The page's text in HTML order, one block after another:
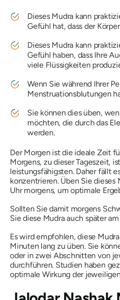
Dieses Mudra kann
Gefühl hat, dass der
Dieses Mudra kann
Gefühl haben, dass Ihre
viele Flüssigkeiten
Wenn Sie während Ihrer
Menstruationsblutungen
Sie können dies üben,
möchten, die durch das
werden.
Der Morgen ist die ideale Zeit
Morgens, zu dieser Tageszeit,
leistungsfähigsten. Daher fällt
konzentrieren. Üben Sie dieses
Uhr morgens, um optimale
Sollten Sie damit morgens
Sie diese Mudraauch später
Es wird empfohlen, diese Mudra
Minuten lang zu üben. Sie
oder in zwei Abschnitten von
durchführen. Studien haben
optimale Wirkung der jeweiligen